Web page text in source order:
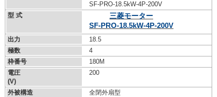
SF-PRO-18.5kW-4P-200V
型 式
三菱モーター
SF-PRO-18.5kW-4P-200V
出力
18.5
極数
4
枠番号
180M
電圧
(V)
200
外被構造
全閉外扇型